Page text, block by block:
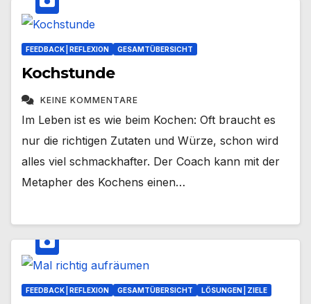
FEEDBACK | REFLEXION GESAMTÜBERSICHT
Kochstunde
KEINE KOMMENTARE
Im Leben ist es wie beim Kochen: Oft braucht es
nur die richtigen Zutaten und Würze, schon wird
alles viel schmackhafter. Der Coach kann mit der
Metapher des Kochens einen…
FEEDBACK | REFLEXION GESAMTÜBERSICHT LÖSUNGEN | ZIELE